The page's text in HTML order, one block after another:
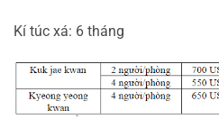
Kí túc xá: 6 tháng